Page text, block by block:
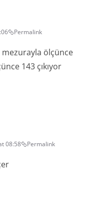
Permalink
ölçünce
143 çıkıyor
08:58 Permalink